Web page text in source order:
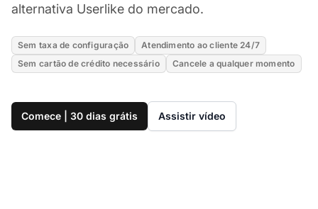
alternativa Userlike do mercado.
Sem taxa de configuração
Atendimento ao cliente 24/7
Sem cartão de crédito necessário
Cancele a qualquer momento
Comece | 30 dias grátis Assistir vídeo